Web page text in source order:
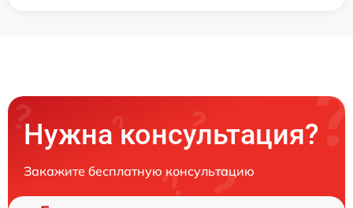
Нужна консультация?
Закажите бесплатную консультацию